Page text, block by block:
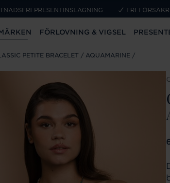
PRESENTINSLAGNING FRI
FÖRLOVNING & VIGSEL
PETITE BRACELET / AQUAMARINE